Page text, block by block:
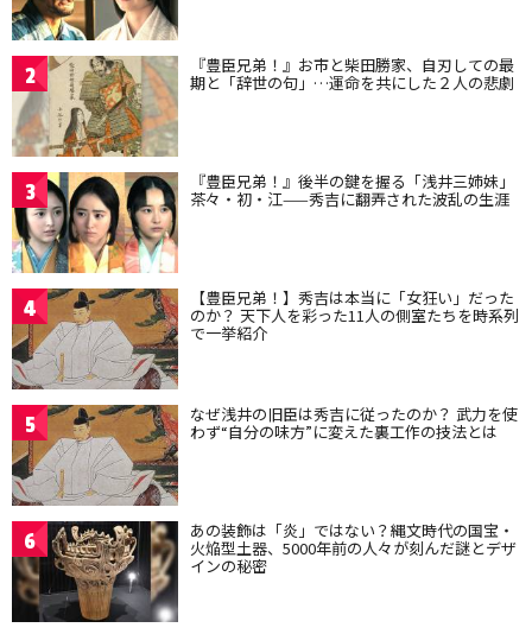
2 『豊臣兄弟！』お市と柴田勝家、自刃しての最
期と「辞世の句」…運命を共にした２人の悲劇
3 『豊臣兄弟！』後半の鍵を握る「浅井三姉妹」
茶々・初・江——秀吉に翻弄された波乱の生涯
4 【豊臣兄弟！】秀吉は本当に「女狂い」だった
のか？ 天下人を彩った11人の側室たちを時系列
で一挙紹介
5 なぜ浅井の旧臣は秀吉に従ったのか？ 武力を使
わず“自分の味方”に変えた裏工作の技法とは
6 あの装飾は「炎」ではない？縄文時代の国宝・
火焔型土器、5000年前の人々が刻んだ謎とデザ
インの秘密